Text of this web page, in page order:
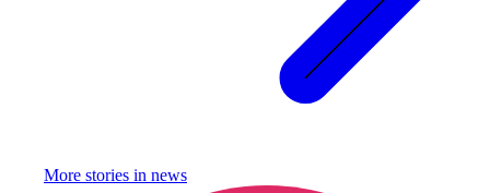
More stories in news